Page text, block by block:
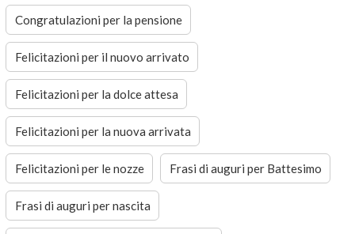
Congratulazioni per la pensione
Felicitazioni per il nuovo arrivato
Felicitazioni per la dolce attesa
Felicitazioni per la nuova arrivata
Felicitazioni per le nozze Frasi di auguri per Battesimo
Frasi di auguri per nascita